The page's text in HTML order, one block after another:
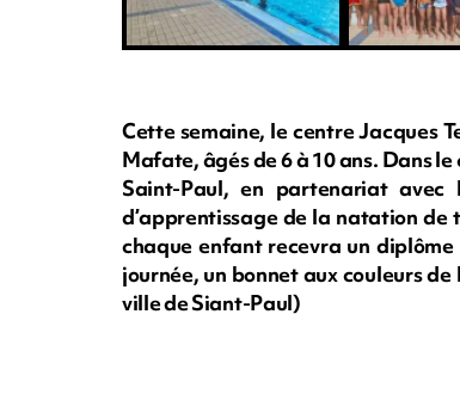
Cette semaine, le centre Jacques
Mafate, âgés de 6 à 10 ans. Dans
Saint-Paul, en partenariat
d’apprentissage de la natation de
chaque enfant recevra un
journée, un bonnet aux couleurs
ville de Siant-Paul)